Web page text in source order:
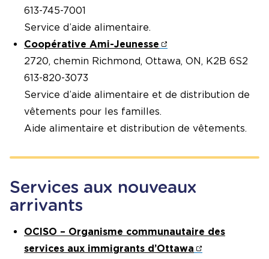
613-745-7001
Service d’aide alimentaire.
Coopérative Ami-Jeunesse
2720, chemin Richmond, Ottawa, ON, K2B 6S2
613-820-3073
Service d’aide alimentaire et de distribution de
vêtements pour les familles.
Aide alimentaire et distribution de vêtements.
Services aux nouveaux
arrivants
OCISO – Organisme communautaire des
services aux immigrants d’Ottawa